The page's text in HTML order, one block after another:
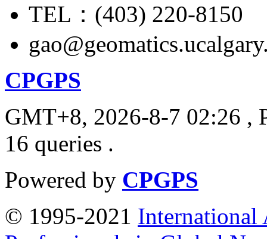
TEL：(403) 220-8150
CPGPS
GMT+8, 2026-8-7 02:26 ,
16 queries .
Powered by CPGPS
© 1995-2021 International